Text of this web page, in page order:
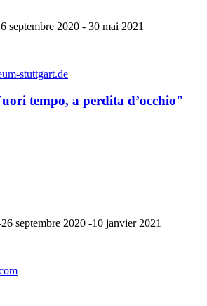
septembre 2020 - 30 mai 2021
stuttgart.de
tempo, a perdita d’occhio"
septembre 2020 -10 janvier 2021